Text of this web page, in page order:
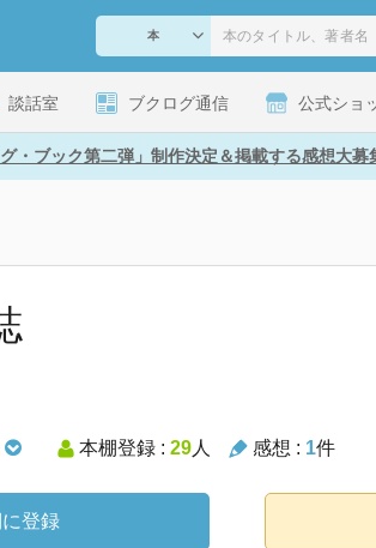
談話室 ブクログ通信 公式ショ
グ・ブック第二弾」制作決定＆掲載する感想大募
本棚登録 : 29人 感想 : 1件
登録